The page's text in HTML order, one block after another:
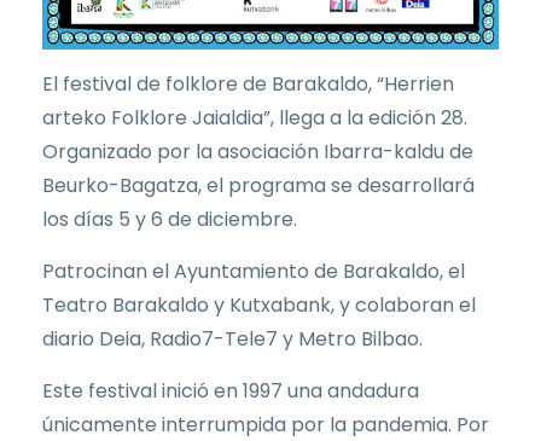
El festival de folklore de Barakaldo, “Herrien
arteko Folklore Jaialdia”, llega a la edición 28.
Organizado por la asociación Ibarra-kaldu de
Beurko-Bagatza, el programa se desarrollará
los días 5 y 6 de diciembre.
Patrocinan el Ayuntamiento de Barakaldo, el
Teatro Barakaldo y Kutxabank, y colaboran el
diario Deia, Radio7-Tele7 y Metro Bilbao.
Este festival inició en 1997 una andadura
únicamente interrumpida por la pandemia. Por